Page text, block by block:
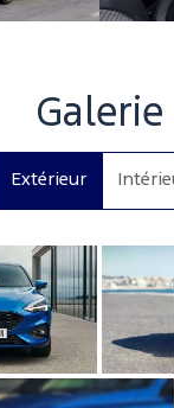
Galerie
Extérieur